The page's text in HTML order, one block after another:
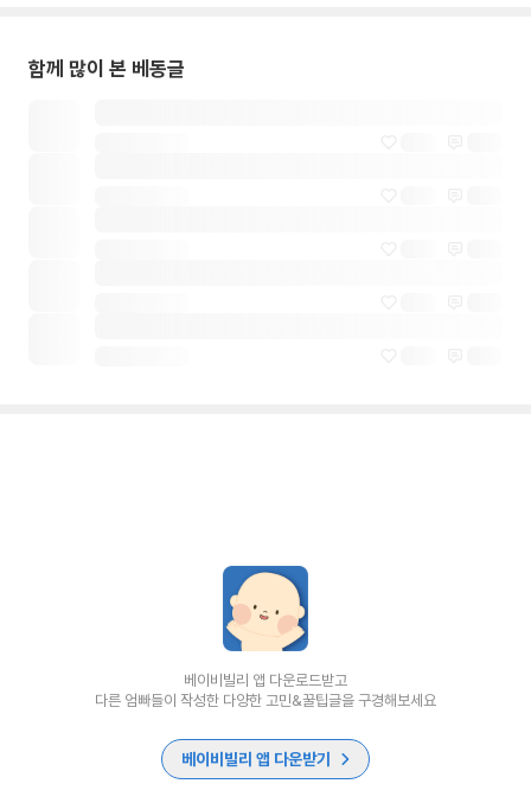
함께 많이 본 베동글
베이비빌리 앱 다운로드받고
다른 엄빠들이 작성한 다양한 고민&꿀팁글을 구경해보세요
베이비빌리 앱 다운받기